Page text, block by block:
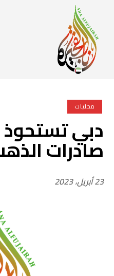
محليات
صادرات
23 أبريل، 2023